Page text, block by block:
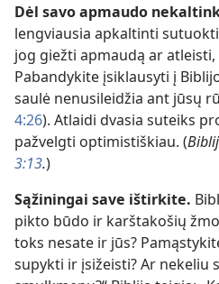
Dėl savo apmaudo
lengviausia apkaltinti
jog giežti apmaudą ar
Pabandykite įsiklausyti į
saulė nenusileidžia ant jūsų
4:26). Atlaidi dvasia suteiks
pažvelgti optimistiškiau. (
3:13.)
Sąžiningai save ištirkite.
pikto būdo ir karštakošių
toks nesate ir jūs?
supykti ir įsižeisti? Ar nekeliu